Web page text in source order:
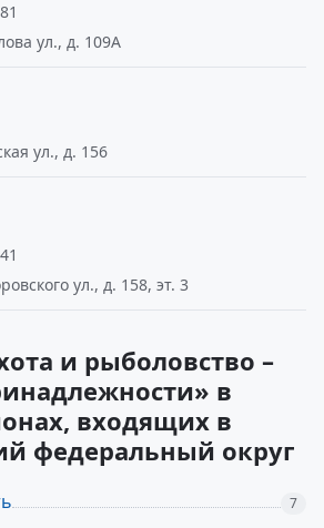
ул., д. 109А
ул., д. 156
ул., д. 158, эт. 3
и рыболовство –
в
входящих в
федеральный округ
7